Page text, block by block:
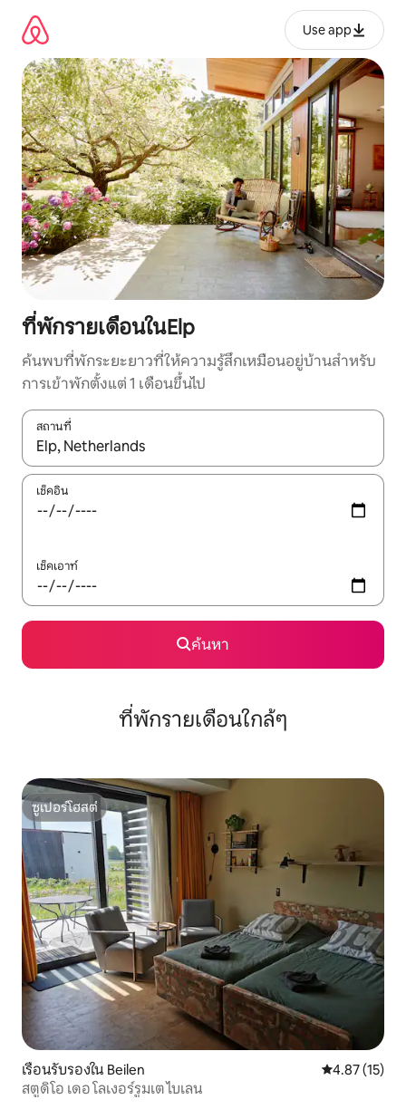
เนื้อหา
Use app
ที่พักรายเดือนในElp
ค้นพบที่พักระยะยาวที่ให้ความรู้สึกเหมือนอยู่บ้านสำหรับ
การเข้าพักตั้งแต่ 1 เดือนขึ้นไป
สถานที่
ใช้ลูกศรขึ้นลง หรือใช้การสัมผัสหรือปัด เพื่อสำรวจผลการค้นหา
เช็คอิน
เช็คเอาท์
ค้นหา
ที่พักรายเดือนใกล้ๆ
ซูเปอร์โฮสต์
ซูเปอร์โฮสต์
เรือนรับรองใน Beilen คะแนนเฉลี่ย
4.87 (15)
สตูดิโอ เดอ โลเงอร์รูมเต ไบเลน